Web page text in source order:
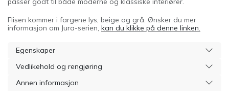
Flisen kommer i fargene lys, beige og grå. Ønsker du mer
informasjon om Jura-serien, kan du klikke på denne linken.
Egenskaper
Vedlikehold og rengjøring
Annen informasjon